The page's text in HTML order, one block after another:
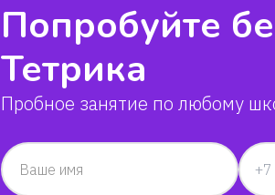
Попробуйте
Тетрика
Пробное занятие по любому
Ваше имя